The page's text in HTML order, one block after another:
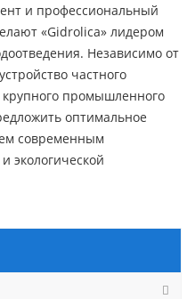
и профессиональный
«Gidrolica» лидером
Независимо от
частного
промышленного
оптимальное
современным
экологической